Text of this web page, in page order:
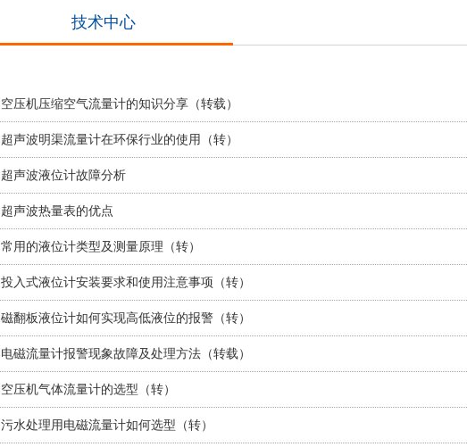
技术中心
空压机压缩空气流量计的知识分享（转载）
超声波明渠流量计在环保行业的使用（转）
超声波液位计故障分析
超声波热量表的优点
常用的液位计类型及测量原理（转）
投入式液位计安装要求和使用注意事项（转）
磁翻板液位计如何实现高低液位的报警（转）
电磁流量计报警现象故障及处理方法（转载）
空压机气体流量计的选型（转）
污水处理用电磁流量计如何选型（转）